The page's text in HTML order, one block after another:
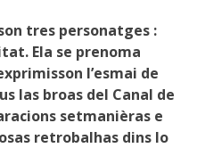
tres personatges :
Ela se prenoma
l’esmai de
las broas del Canal de
setmanièras e
retrobalhas dins lo